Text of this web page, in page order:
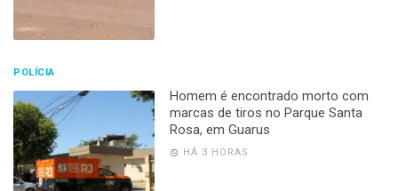
POLÍCIA
Homem é encontrado morto com
marcas de tiros no Parque Santa
Rosa, em Guarus
HÁ 3 HORAS